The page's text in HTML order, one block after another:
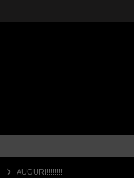
AUGURI!!!!!!!!